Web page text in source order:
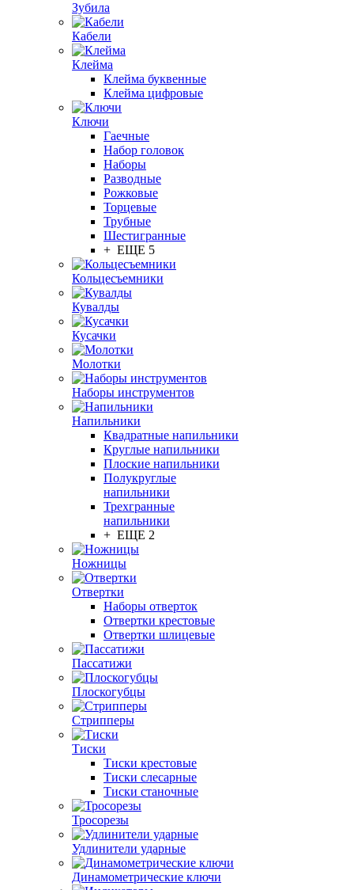
Зубила
Кабели
Клейма
Клейма буквенные
Клейма цифровые
Ключи
Гаечные
Набор головок
Наборы
Разводные
Рожковые
Торцевые
Трубные
Шестигранные
+ ЕЩЕ 5
Кольцесъемники
Кувалды
Кусачки
Молотки
Наборы инструментов
Напильники
Квадратные напильники
Круглые напильники
Плоские напильники
Полукруглые
напильники
Трехгранные
напильники
+ ЕЩЕ 2
Ножницы
Отвертки
Наборы отверток
Отвертки крестовые
Отвертки шлицевые
Пассатижи
Плоскогубцы
Стрипперы
Тиски
Тиски крестовые
Тиски слесарные
Тиски станочные
Тросорезы
Удлинители ударные
Динамометрические ключи